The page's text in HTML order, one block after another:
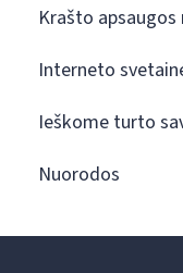
Krašto
Interneto
Ieškome turto
Nuorodos